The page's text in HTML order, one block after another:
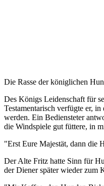
Die Rasse der königlichen
Des Königs Leidenschaft für
Testamentarisch verfügte er,
werden. Ein Bediensteter
die Windspiele gut füttere, in
"Erst Eure Majestät, dann die
Der Alte Fritz hatte Sinn für
der Diener später wieder zum